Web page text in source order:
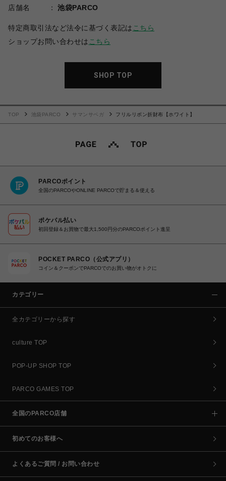
店舗名
池袋PARCO
特定商取引法など法令に基づく表記は こちら
ショップお問い合わせは こちら
SHOP TOP
TOP 池袋PARCO サマンサベガ フリルリボン折財布【ホワイト】
PARCOポイント
全国のPARCOやONLINE PARCOで貯まる＆使える
ポケパル払い
初回登録＆お買物で最大1,500円分のPARCOポイント進呈
POCKET PARCO（公式アプリ）
コイン＆クーポンでPARCOでのお買い物がオトクに
カテゴリー
全カテゴリーから探す
culture TOP
POP-UP SHOP TOP
PARCO GAMES TOP
全国のPARCO店舗
初めてのお客様へ
よくあるご質問 / お問い合わせ